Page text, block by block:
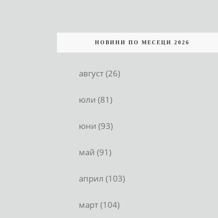
НОВИНИ ПО МЕСЕЦИ 2026
август (26)
юли (81)
юни (93)
май (91)
април (103)
март (104)